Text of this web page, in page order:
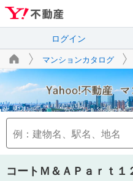
ログイン
マンションカタログ
コートＭ＆ＡＰａｒｔ１